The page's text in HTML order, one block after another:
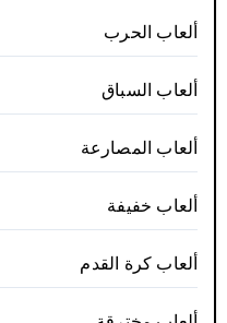
ألعاب الحرب
ألعاب السباق
ألعاب المصارعة
ألعاب خفيفة
ألعاب كرة القدم